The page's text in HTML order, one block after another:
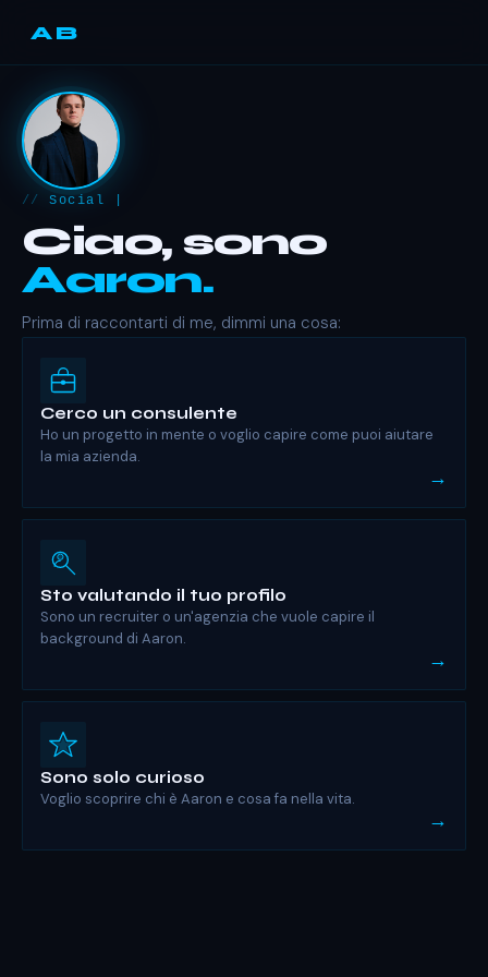
AB
//Social M
Ciao, sono
Aaron.
Prima di raccontarti di me, dimmi una cosa:
Cerco un consulente
Ho un progetto in mente o voglio capire come puoi aiutare
la mia azienda.
→
Sto valutando il tuo profilo
Sono un recruiter o un'agenzia che vuole capire il
background di Aaron.
→
Sono solo curioso
Voglio scoprire chi è Aaron e cosa fa nella vita.
→